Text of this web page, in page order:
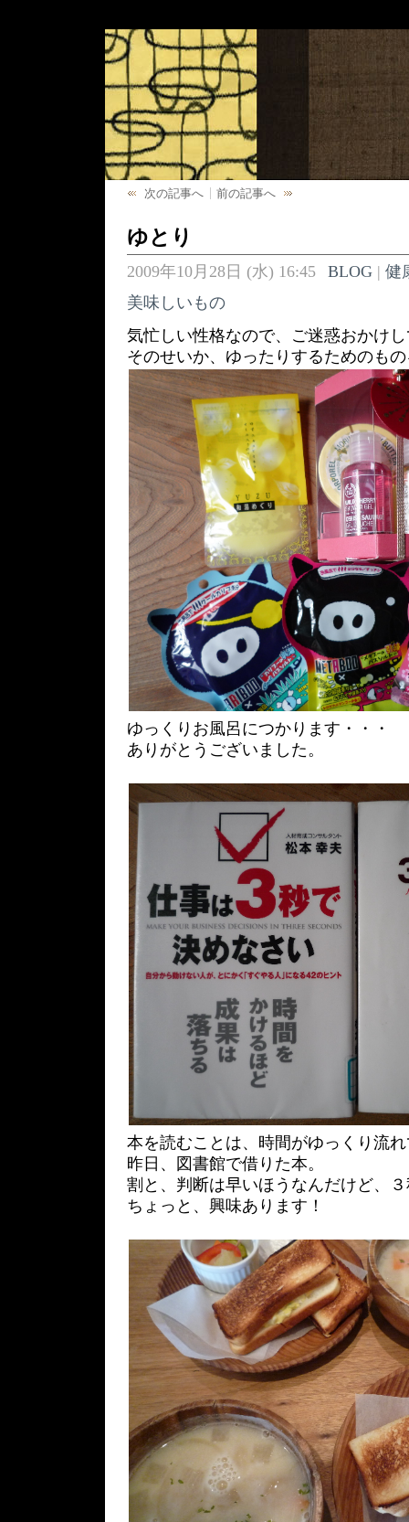
次の記事へ 前の記事へ
ゆとり
2009年10月28日 (水) 16:45 BLOG| 健
美味しいもの
気忙しい性格なので、ご迷惑おかけ
そのせいか、ゆったりするためのも
ゆっくりお風呂につかります・・・
ありがとうございました。
本を読むことは、時間がゆっくり流
昨日、図書館で借りた本。
割と、判断は早いほうなんだけど、
ちょっと、興味あります！